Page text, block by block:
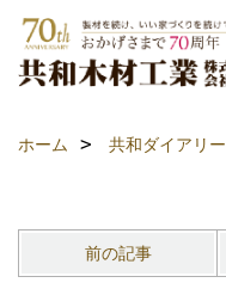
ホーム 共和ダイアリー
前の記事